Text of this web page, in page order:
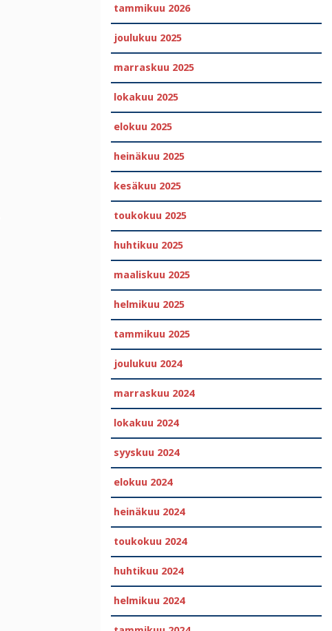
tammikuu 2026
joulukuu 2025
marraskuu 2025
lokakuu 2025
elokuu 2025
heinäkuu 2025
kesäkuu 2025
toukokuu 2025
huhtikuu 2025
maaliskuu 2025
helmikuu 2025
tammikuu 2025
joulukuu 2024
marraskuu 2024
lokakuu 2024
syyskuu 2024
elokuu 2024
heinäkuu 2024
toukokuu 2024
huhtikuu 2024
helmikuu 2024